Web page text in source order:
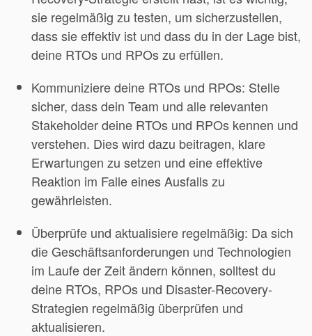
sie regelmäßig zu testen, um sicherzustellen,
dass sie effektiv ist und dass du in der Lage bist,
deine RTOs und RPOs zu erfüllen.
Kommuniziere deine RTOs und RPOs: Stelle
sicher, dass dein Team und alle relevanten
Stakeholder deine RTOs und RPOs kennen und
verstehen. Dies wird dazu beitragen, klare
Erwartungen zu setzen und eine effektive
Reaktion im Falle eines Ausfalls zu
gewährleisten.
Überprüfe und aktualisiere regelmäßig: Da sich
die Geschäftsanforderungen und Technologien
im Laufe der Zeit ändern können, solltest du
deine RTOs, RPOs und Disaster-Recovery-
Strategien regelmäßig überprüfen und
aktualisieren.